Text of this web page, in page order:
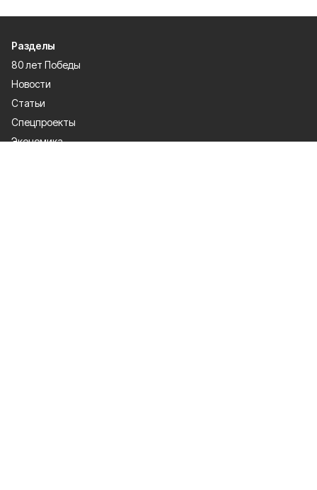
Разделы
80 лет Победы
Новости
Статьи
Спецпроекты
Экономика